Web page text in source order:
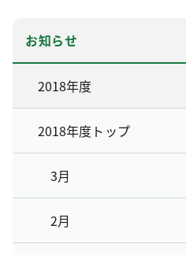
お知らせ
2018年度
2018年度トップ
3月
2月